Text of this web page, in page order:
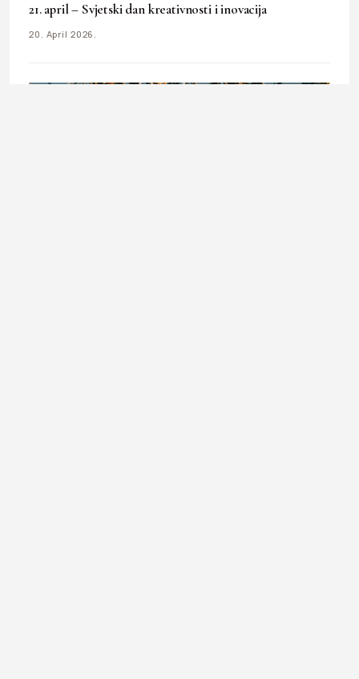
21. april – Svjetski dan kreativnosti i inovacija
20. April 2026.